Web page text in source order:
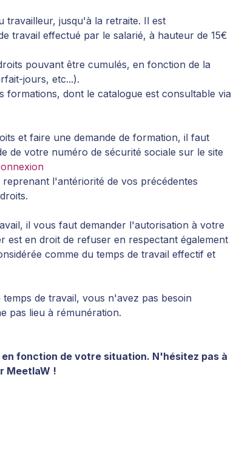
travailleur, jusqu'à la retraite. Il est
travail effectué par le salarié, à hauteur de 15€
pouvant être cumulés, en fonction de la
jours, etc...).
formations, dont le catalogue est consultable via
et faire une demande de formation, il faut
de votre numéro de sécurité sociale sur le site
l'antériorité de vos précédentes
il vous faut demander l'autorisation à votre
est en droit de refuser en respectant également
comme du temps de travail effectif et
de travail, vous n'avez pas besoin
pas lieu à rémunération.
fonction de votre situation. N'hésitez pas à
MeetlaW !